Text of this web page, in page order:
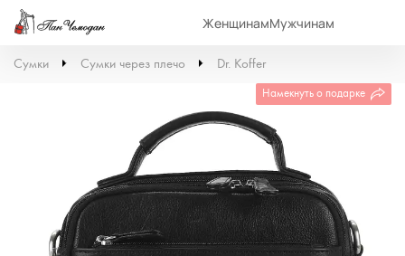
ЖенщинамМужчинам
Сумки Сумки через плечо Dr. Koffer
Намекнуть о подарке